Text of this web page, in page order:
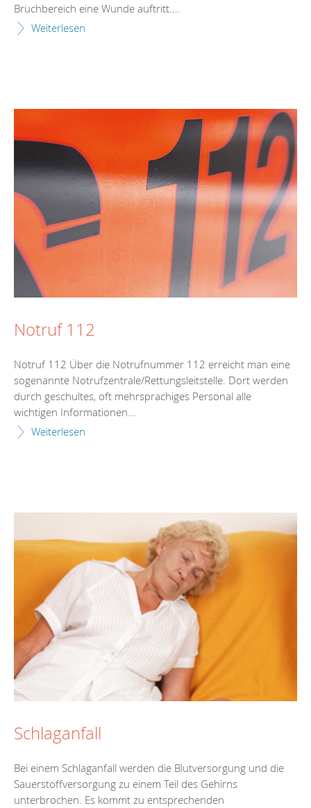
Bruchbereich eine Wunde auftritt....
Weiterlesen
Notruf 112
Notruf 112 Über die Notrufnummer 112 erreicht man eine
sogenannte Notrufzentrale/Rettungsleitstelle. Dort werden
durch geschultes, oft mehrsprachiges Personal alle
wichtigen Informationen...
Weiterlesen
Schlaganfall
Bei einem Schlaganfall werden die Blutversorgung und die
Sauerstoffversorgung zu einem Teil des Gehirns
unterbrochen. Es kommt zu entsprechenden